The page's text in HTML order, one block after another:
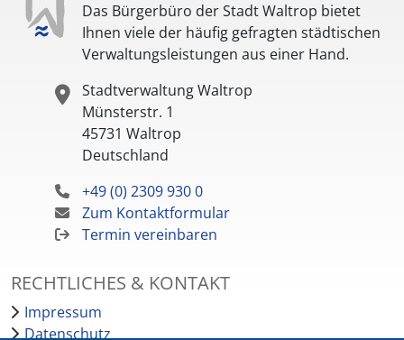
Das Bürgerbüro der Stadt Waltrop bietet
Ihnen viele der häufig gefragten städtischen
Verwaltungsleistungen aus einer Hand.
Stadtverwaltung Waltrop
Münsterstr. 1
45731 Waltrop
Deutschland
+49 (0) 2309 930 0
Zum Kontaktformular
Termin vereinbaren
RECHTLICHES & KONTAKT
Impressum
Datenschutz